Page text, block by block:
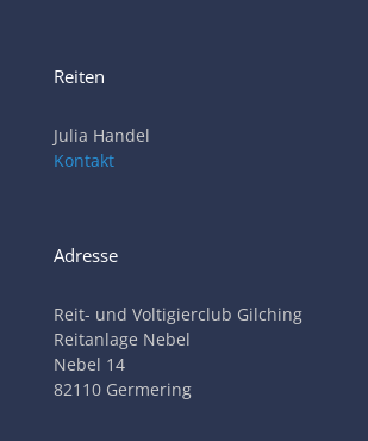
Reiten
Julia Handel
Kontakt
Adresse
Reit- und Voltigierclub Gilching
Reitanlage Nebel
Nebel 14
82110 Germering